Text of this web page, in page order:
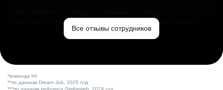
свободы. Мы помогаем миру и создаём лучший сервис
по поиску работы в стране.Все отзывы сотрудников
*команда hh
**по данным Dream Job, 2025 год
***по данным рейтинга Similarweb, 2024 год